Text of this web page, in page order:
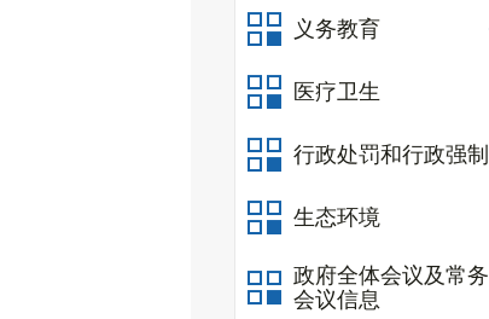
义务教育
医疗卫生
行政处罚和行政强制
生态环境
政府全体会议及常务
会议信息